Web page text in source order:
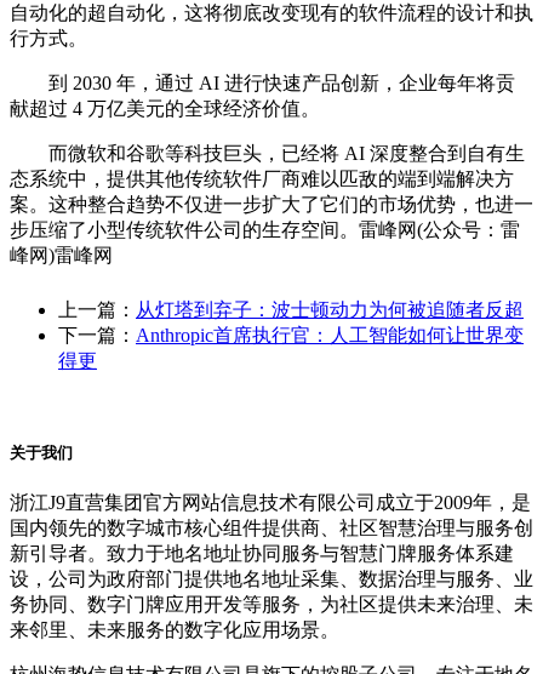
自动化的超自动化，这将彻底改变现有的软件流程的设计和执
行方式。
到 2030 年，通过 AI 进行快速产品创新，企业每年将贡
献超过 4 万亿美元的全球经济价值。
而微软和谷歌等科技巨头，已经将 AI 深度整合到自有生
态系统中，提供其他传统软件厂商难以匹敌的端到端解决方
案。这种整合趋势不仅进一步扩大了它们的市场优势，也进一
步压缩了小型传统软件公司的生存空间。雷峰网(公众号：雷
峰网)雷峰网
上一篇： 从灯塔到弃子：波士顿动力为何被追随者反超
下一篇： Anthropic首席执行官：人工智能如何让世界变
得更
关于我们
浙江J9直营集团官方网站信息技术有限公司成立于2009年，是
国内领先的数字城市核心组件提供商、社区智慧治理与服务创
新引导者。致力于地名地址协同服务与智慧门牌服务体系建
设，公司为政府部门提供地名地址采集、数据治理与服务、业
务协同、数字门牌应用开发等服务，为社区提供未来治理、未
来邻里、未来服务的数字化应用场景。